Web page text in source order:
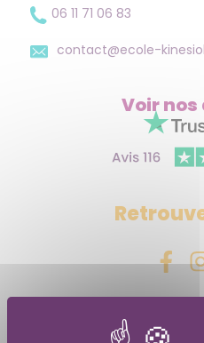
06 11 71 06 83
contact@ecole-
Voir nos